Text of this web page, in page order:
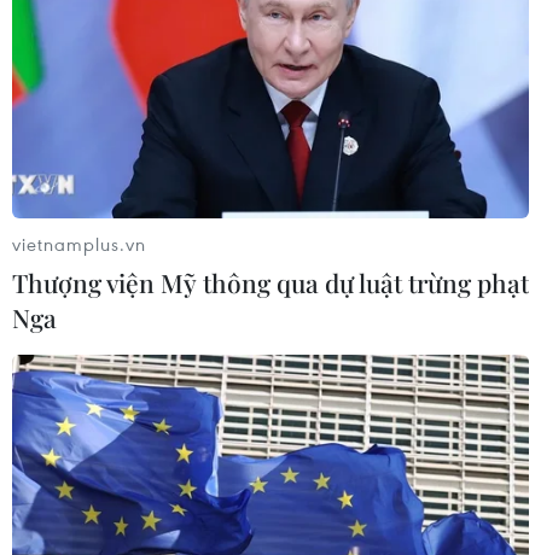
vietnamplus.vn
Thượng viện Mỹ thông qua dự luật trừng phạt
Nga